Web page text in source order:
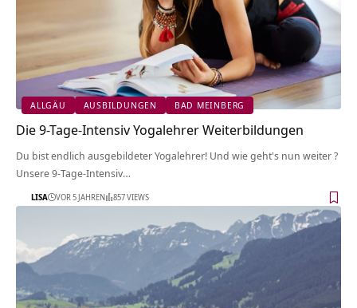
ALLGÄU AUSBILDUNGEN BAD MEINBERG
Die 9-Tage-Intensiv Yogalehrer Weiterbildungen
Du bist endlich ausgebildeter Yogalehrer! Und wie geht's nun weiter ?
Unsere 9-Tage-Intensiv…
LISA VOR 5 JAHREN 857 VIEWS